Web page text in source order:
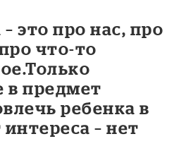
это про нас, про
что-то
в предмет
ребенка в
– нет